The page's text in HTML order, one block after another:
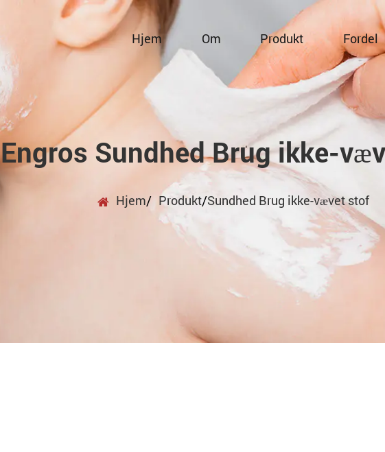
Hjem Om Produkt Fordel
Engros Sundhed Brug ikke-
Hjem/ Produkt/Sundhed Brug ikke-vævet stof